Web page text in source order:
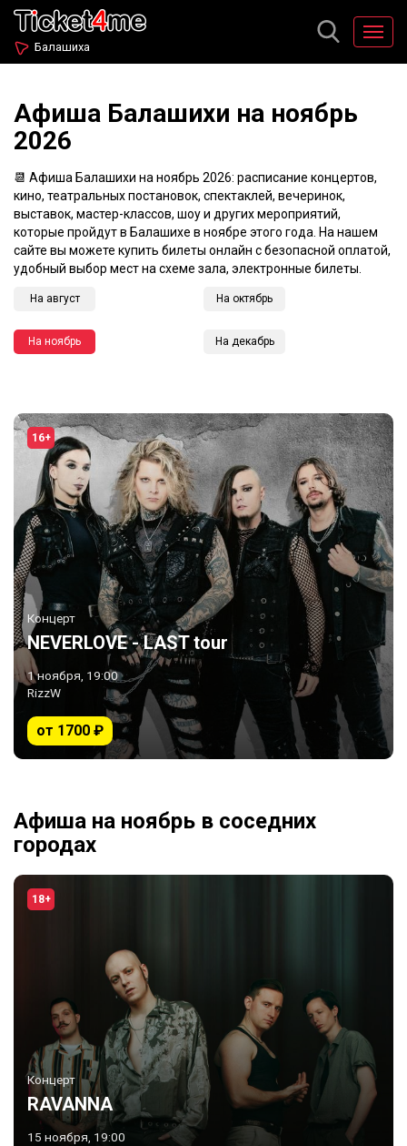
Балашиха
Афиша Балашихи на ноябрь
2026
📆 Афиша Балашихи на ноябрь 2026: расписание концертов,
кино, театральных постановок, спектаклей, вечеринок,
выставок, мастер-классов, шоу и других мероприятий,
которые пройдут в Балашихе в ноябре этого года. На нашем
сайте вы можете купить билеты онлайн с безопасной оплатой,
удобный выбор мест на схеме зала, электронные билеты.
На август На октябрь
На ноябрь На декабрь
16+
Концерт
NEVERLOVE - LAST tour
1 ноября, 19:00
RizzW
от 1700 ₽
Афиша на ноябрь в соседних
городах
18+
Концерт
RAVANNA
15 ноября, 19:00